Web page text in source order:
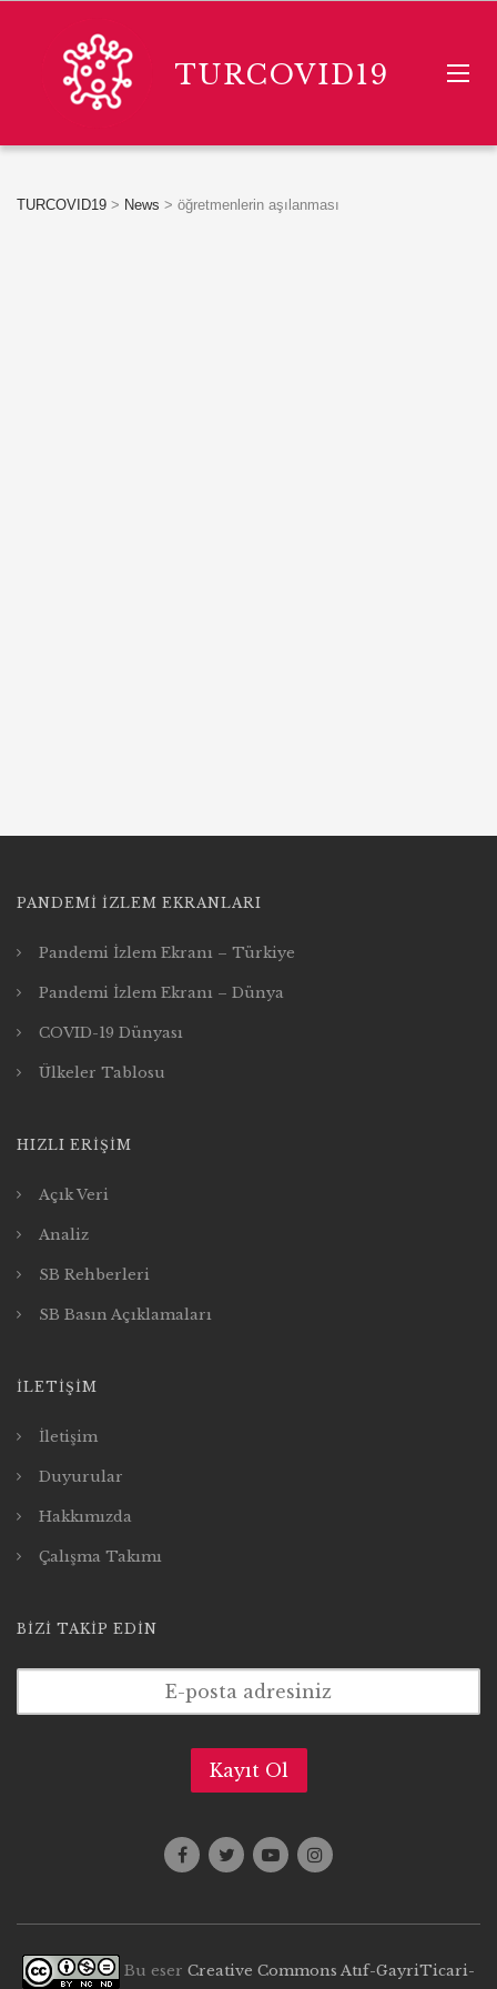
TURCOVID19
TURCOVID19 > News > öğretmenlerin aşılanması
PANDEMI İZLEM EKRANLARI
Pandemi İzlem Ekranı – Türkiye
Pandemi İzlem Ekranı – Dünya
COVID-19 Dünyası
Ülkeler Tablosu
HIZLI ERIŞIM
Açık Veri
Analiz
SB Rehberleri
SB Basın Açıklamaları
İLETIŞIM
İletişim
Duyurular
Hakkımızda
Çalışma Takımı
BIZI TAKIP EDIN
Bu eser Creative Commons Atıf-GayriTicari-